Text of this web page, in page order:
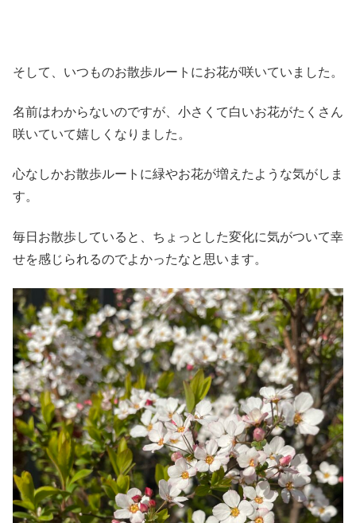
そして、いつものお散歩ルートにお花が咲いていました。
名前はわからないのですが、小さくて白いお花がたくさん
咲いていて嬉しくなりました。
心なしかお散歩ルートに緑やお花が増えたような気がしま
す。
毎日お散歩していると、ちょっとした変化に気がついて幸
せを感じられるのでよかったなと思います。